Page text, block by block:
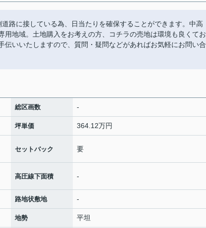
路に接している為、日当たりを確保することができます。中高
用地域。土地購入をお考えの方、コチラの売地は環境も良くてお
いいたしますので、質問・疑問などがあればお気軽にお問い合
総区画数 -
坪単価 364.12万円
セットバック 要
高圧線下面積 -
路地状敷地 -
地勢 平坦